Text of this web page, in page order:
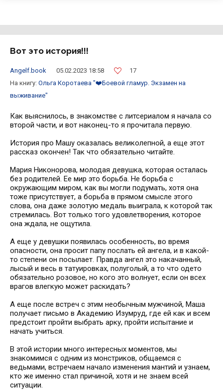
Вот это история!!!
Angelf.book 05.02.2023 18:58
17
На книгу: Ольга Коротаева "❤️Боевой гламур. Экзамен на
выживание"
Как выяснилось, в знакомстве с литсериалом я начала со
второй части, и вот наконец-то я прочитала первую.
История про Машу оказалась великолепной, а еще этот
рассказ окончен! Так что обязательно читайте.
Мария Никонорова, молодая девушка, которая осталась
без родителей. Ее мир это борьба. Не борьба с
окружающим миром, как вы могли подумать, хотя она
тоже присутствует, а борьба в прямом смысле этого
слова, она даже золотую медаль выиграла, к которой так
стремилась. Вот только того удовлетворения, которое
она ждала, не ощутила.
А еще у девушки появилась особенность, во время
опасности, она просит папу послать ей ангела, и в какой-
то степени он посылает. Правда ангел это накачанный,
лысый и весь в татуировках, полуголый, а то что одето
обязательно розовое, но кого это волнует, если он всех
врагов влегкую может раскидать?
А еще после встреч с этим необычным мужчиной, Маша
получает письмо в Академию Изумруд, где ей как и всем
предстоит пройти выбрать арку, пройти испытание и
начать учиться.
В этой истории много интересных моментов, мы
знакомимся с одним из монстриков, общаемся с
ведьмами, встречаем начало изменения мантий и узнаем,
кто же именно стал причиной, хотя и не знаем всей
ситуации.